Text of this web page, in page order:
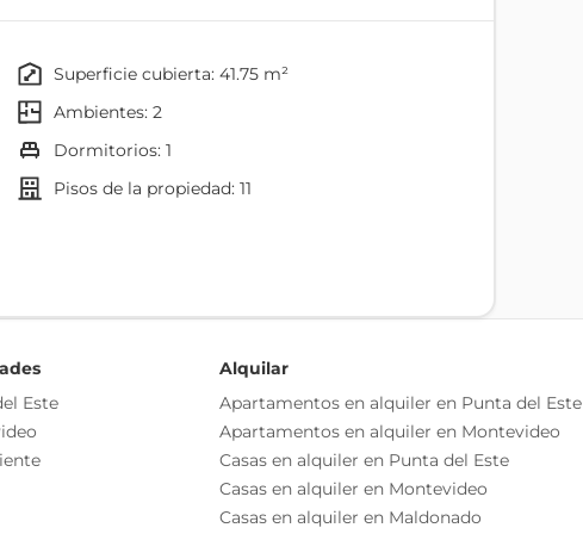
mesada y campana
superficie cubierta: 41.75 m²
ambientes: 2
dormitorios: 1
pisos de la propiedad: 11
Comedor
Cocina
Terraza
Este
Alquilar
Apartamentos en alquiler en Punta del Este
Apartamentos en alquiler en Montevideo
Casas en alquiler en Punta del Este
Casas en alquiler en Montevideo
Casas en alquiler en Maldonado